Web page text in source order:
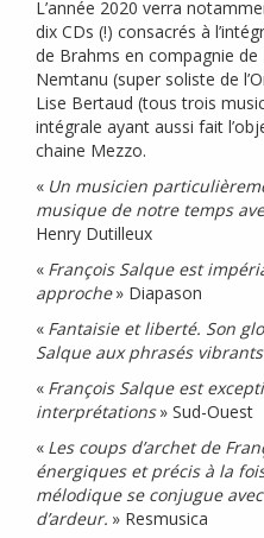
L’année 2020 verra
dix CDs (!) consacrés à
de Brahms en compagnie
Nemtanu (super soliste de
Lise Bertaud (tous trois
intégrale ayant aussi fait
chaine Mezzo.
« Un musicien
musique de notre temps
Henry Dutilleux
« François Salque est
approche » Diapason
« Fantaisie et liberté. Son
Salque aux phrasés
« François Salque est
interprétations » Sud-Ouest
« Les coups d’archet de
énergiques et précis à la
mélodique se conjugue
d’ardeur. » Resmusica